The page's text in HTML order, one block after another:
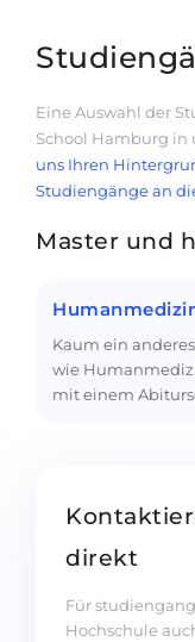
Eine Auswahl der
School Hamburg in
uns Ihren
Studiengänge an
Master und
Kaum ein
wie
mit einem
direkt
Für
Hochschule